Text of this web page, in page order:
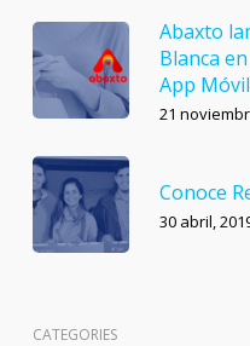
Abaxto
Blanca
App
21
Conoce
30 abril,
CATEGORIES